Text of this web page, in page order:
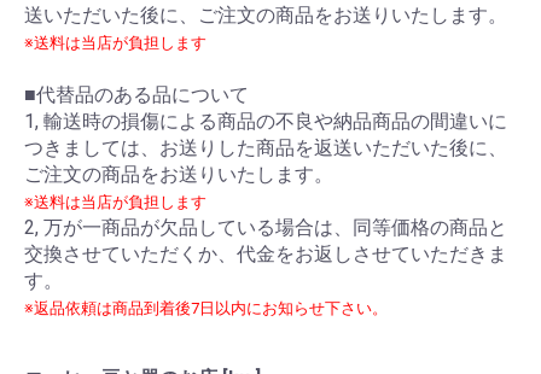
送いただいた後に、ご注文の商品をお送りいたします。
※送料は当店が負担します
■代替品のある品について
1, 輸送時の損傷による商品の不良や納品商品の間違いに
つきましては、お送りした商品を返送いただいた後に、
ご注文の商品をお送りいたします。
※送料は当店が負担します
2, 万が一商品が欠品している場合は、同等価格の商品と
交換させていただくか、代金をお返しさせていただきま
す。
※返品依頼は商品到着後7日以内にお知らせ下さい。